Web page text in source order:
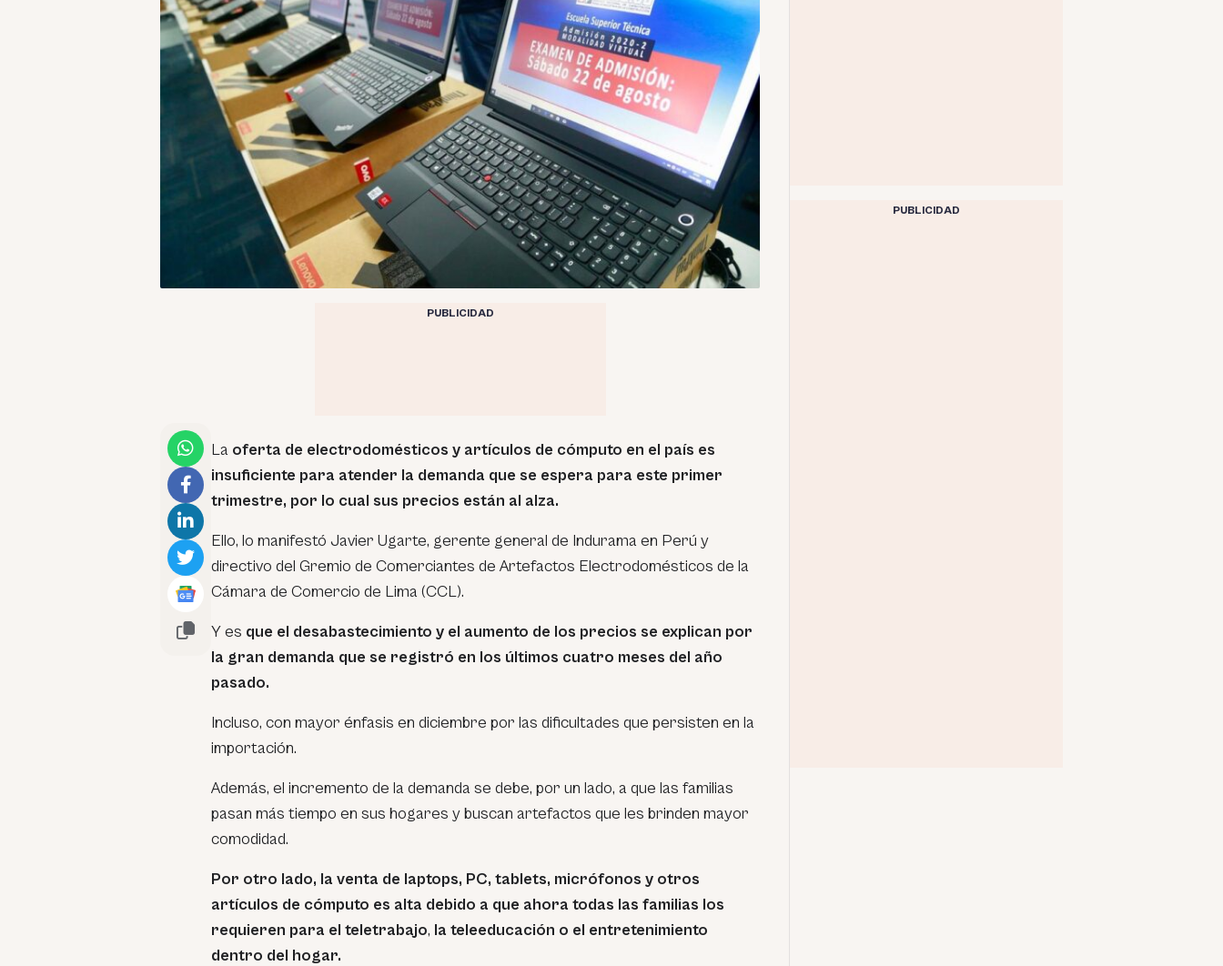
PUBLICIDAD
La oferta de electrodomésticos y artículos de cómputo en el país es
insuficiente para atender la demanda que se espera para este primer
trimestre, por lo cual sus precios están al alza.
Ello, lo manifestó Javier Ugarte, gerente general de Indurama en Perú y
directivo del Gremio de Comerciantes de Artefactos Electrodomésticos de la
Cámara de Comercio de Lima (CCL).
Y es que el desabastecimiento y el aumento de los precios se explican por
la gran demanda que se registró en los últimos cuatro meses del año
pasado.
Incluso, con mayor énfasis en diciembre por las dificultades que persisten en la
importación.
Además, el incremento de la demanda se debe, por un lado, a que las familias
pasan más tiempo en sus hogares y buscan artefactos que les brinden mayor
comodidad.
Por otro lado, la venta de laptops, PC, tablets, micrófonos y otros
artículos de cómputo es alta debido a que ahora todas las familias los
requieren para el teletrabajo, la teleeducación o el entretenimiento
dentro del hogar.
PUBLICIDAD